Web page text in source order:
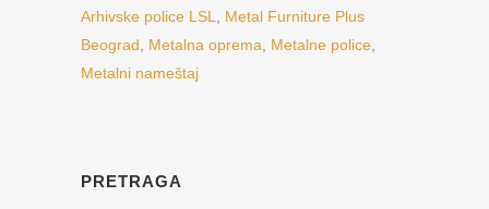
Arhivske police LSL
Metal Furniture Plus
Beograd
Metalna oprema Metalne police
Metalni nameštaj
PRETRAGA